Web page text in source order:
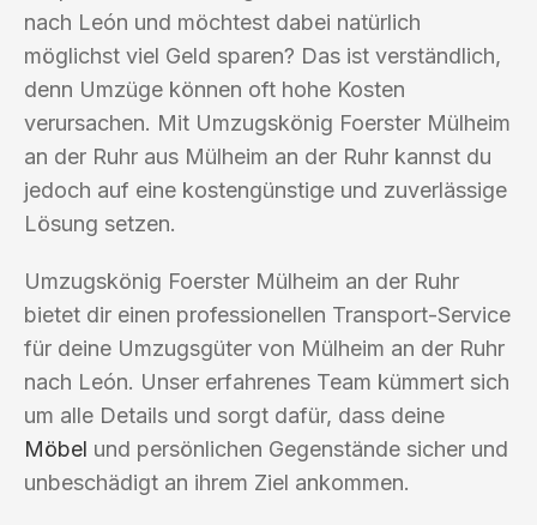
nach León und möchtest dabei natürlich
möglichst viel Geld sparen? Das ist verständlich,
denn Umzüge können oft hohe Kosten
verursachen. Mit Umzugskönig Foerster Mülheim
an der Ruhr aus Mülheim an der Ruhr kannst du
jedoch auf eine kostengünstige und zuverlässige
Lösung setzen.
Umzugskönig Foerster Mülheim an der Ruhr
bietet dir einen professionellen Transport-Service
für deine Umzugsgüter von Mülheim an der Ruhr
nach León. Unser erfahrenes Team kümmert sich
um alle Details und sorgt dafür, dass deine
Möbel und persönlichen Gegenstände sicher und
unbeschädigt an ihrem Ziel ankommen.